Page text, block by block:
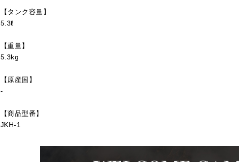
【タンク容量】
5.3ℓ
【重量】
5.3kg
【原産国】
-
【商品型番】
JKH-1